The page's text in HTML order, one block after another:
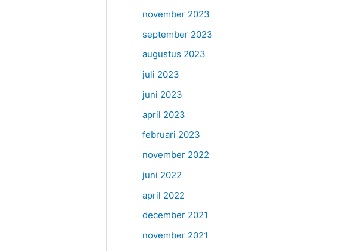
november 2023
september 2023
augustus 2023
juli 2023
juni 2023
april 2023
februari 2023
november 2022
juni 2022
april 2022
december 2021
november 2021